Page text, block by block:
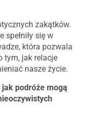
zakątków.
się w
która pozwala
tym, jak relacje
nasze życie.
podróże mogą